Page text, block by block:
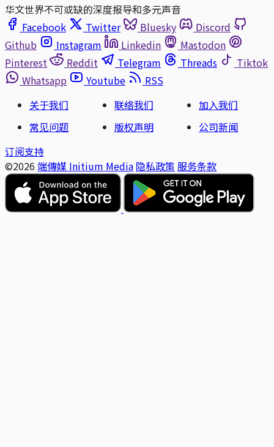
华文世界不可或缺的深度报导和多元声音
Facebook
Twitter Bluesky
Discord
Github
Instagram Linkedin
Mastodon
Pinterest
Reddit Telegram Threads
Tiktok
Whatsapp
Youtube
RSS
关于我们
联络我们
加入我们
常见问题
版权声明
公司新闻
订阅支持
©2026 端傳媒 Initium Media 隐私政策 服务条款